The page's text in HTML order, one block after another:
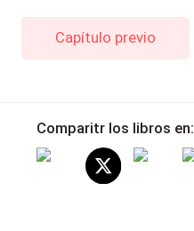
Capítulo previo
Comparitr los libros en: